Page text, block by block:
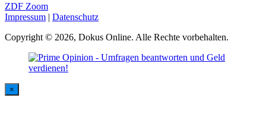
ZDF Zoom
Impressum | Datenschutz
Copyright © 2026, Dokus Online. Alle Rechte vorbehalten.
×